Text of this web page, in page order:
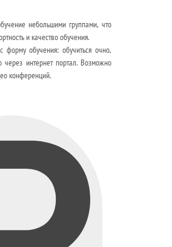
небольшими группами, что
и качество обучения.
обучения: обучиться очно,
через интернет портал. Возможно
конференций.